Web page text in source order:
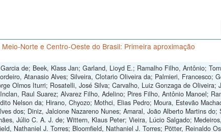
Norte e Centro-Oeste do Brasil: Primeira aproximação
de; Beek, Klass Jan; Garland, Lioyd E.; Ramalho Filho, Antônio;
Atanasio Alves; Silveira, Clotario Oliveira da; Palmieri, Francesco;
Olmos Iturri; Rosatelli, José Silva; Carvalho, Luiz Gonzaga de Oliveira;
Raul Suarez; Alvarez Filho, Adelino; Pires Filho, Antônio Manoel;
Nelson da; Hirano, Chyozo; Mothci, Elias Pedro; Moura, Estevão
dos; Diniz, Jalcione Nazareno Nunes; Amaral, João Alberto Martins do;
Júlio C. A. J. de; Wittern, Klaus Peter; Vieira, Lúcio Salgado;
Nathaniel J. Torres; Bloomfield, Nathaniel J. Torres; Pötter, Reinaldo